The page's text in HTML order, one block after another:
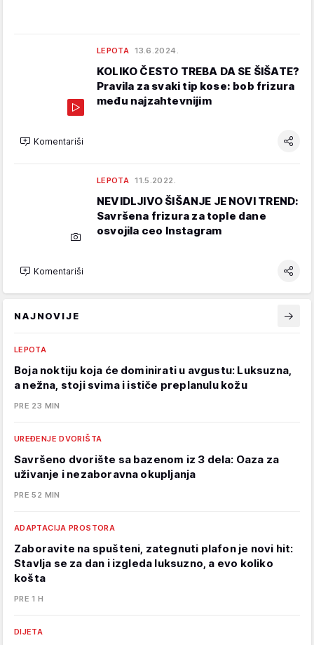
LEPOTA 13.6.2024.
KOLIKO ČESTO TREBA DA SE ŠIŠATE?
Pravila za svaki tip kose: bob frizura
među najzahtevnijim
Komentariši
LEPOTA 11.5.2022.
NEVIDLJIVO ŠIŠANJE JE NOVI TREND:
Savršena frizura za tople dane
osvojila ceo Instagram
Komentariši
NAJNOVIJE
LEPOTA
Boja noktiju koja će dominirati u avgustu: Luksuzna,
a nežna, stoji svima i ističe preplanulu kožu
PRE 23 MIN
UREĐENJE DVORIŠTA
Savršeno dvorište sa bazenom iz 3 dela: Oaza za
uživanje i nezaboravna okupljanja
PRE 52 MIN
ADAPTACIJA PROSTORA
Zaboravite na spušteni, zategnuti plafon je novi hit:
Stavlja se za dan i izgleda luksuzno, a evo koliko
košta
PRE 1 H
DIJETA